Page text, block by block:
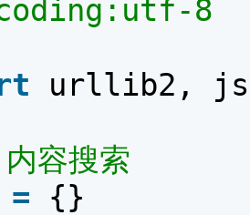
8
urllib2,
容搜索
= {}